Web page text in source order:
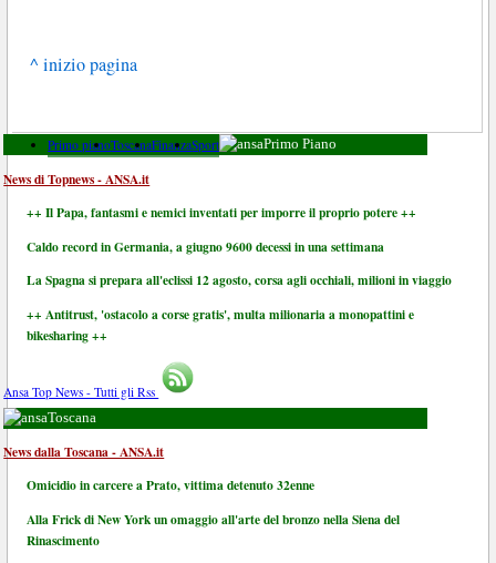
^ inizio pagina
Primo pianoToscanaFinanzaSport Primo Piano
News di Topnews - ANSA.it
++ Il Papa, fantasmi e nemici inventati per imporre il proprio potere ++
Caldo record in Germania, a giugno 9600 decessi in una settimana
La Spagna si prepara all'eclissi 12 agosto, corsa agli occhiali, milioni in viaggio
++ Antitrust, 'ostacolo a corse gratis', multa milionaria a monopattini e
bikesharing ++
Ansa Top News - Tutti gli Rss
Toscana
News dalla Toscana - ANSA.it
Omicidio in carcere a Prato, vittima detenuto 32enne
Alla Frick di New York un omaggio all'arte del bronzo nella Siena del
Rinascimento